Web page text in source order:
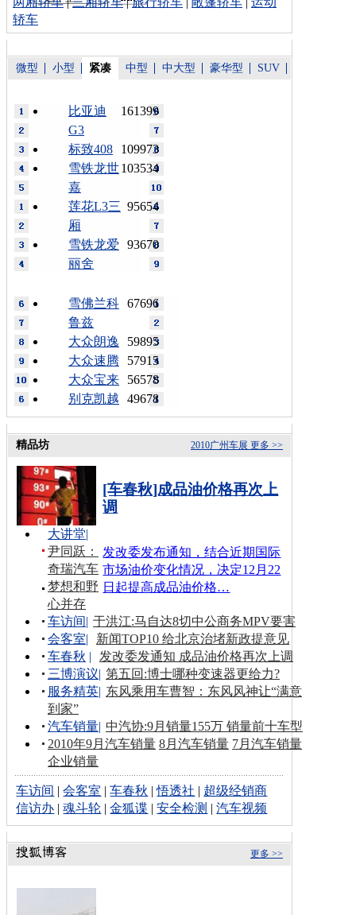
轿车
微型 小型 紧凑 中型 中大型 豪华型 SUV
161399
比亚迪
G3
109973
标致408
103534
雪铁龙世
嘉
95654
莲花L3三
厢
93670
雪铁龙爱
丽舍
67696
雪佛兰科
鲁兹
59895
大众朗逸
57915
大众速腾
56578
大众宝来
49678
别克凯越
更多 >>
2010广州车展
精品坊
[车春秋]成品油价格再次上
调
发改委发布通知，结合近期国际
市场油价变化情况，决定12月22
日起提高成品油价格…
大讲堂|
尹同跃：
奇瑞汽车
梦想和野
心并存
车访间| 于洪江:马自达8切中公商务MPV要害
会客室|
新闻TOP10 给北京治堵新政提意见
车春秋 |
发改委发通知 成品油价格再次上调
三博演议| 第五回:博士哪种变速器更给力?
服务精英| 东风乘用车曹智：东风风神让“满意
到家”
汽车销量| 中汽协:9月销量155万 销量前十车型
2010年9月汽车销量 8月汽车销量 7月汽车销量
企业销量
车访间 |会客室 |车春秋 |悟透社 | 超级经销商
信访办 |魂斗轮 |金狐谍 |安全检测 |汽车视频
更多 >>